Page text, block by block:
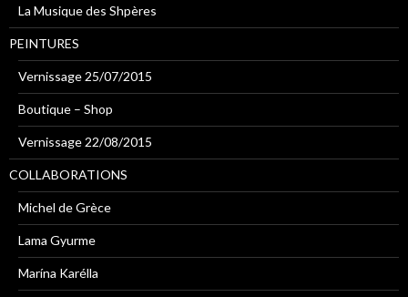
La Musique des Shpères
PEINTURES
Vernissage 25/07/2015
Boutique – Shop
Vernissage 22/08/2015
COLLABORATIONS
Michel de Grèce
Lama Gyurme
Marína Karélla